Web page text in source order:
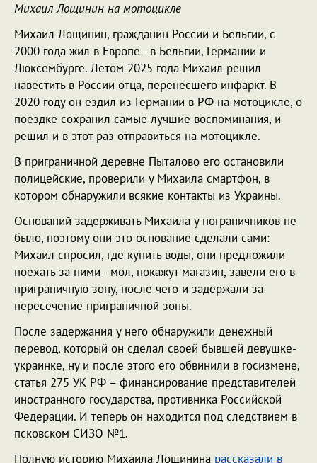
Михаил Лощинин на мотоцикле
Михаил Лощинин, гражданин России и Бельгии, с
2000 года жил в Европе - в Бельгии, Германии и
Люксембурге. Летом 2025 года Михаил решил
навестить в России отца, перенесшего инфаркт. В
2020 году он ездил из Германии в РФ на мотоцикле, о
поездке сохранил самые лучшие воспоминания, и
решил и в этот раз отправиться на мотоцикле.
В приграничной деревне Пыталово его остановили
полицейские, проверили у Михаила смартфон, в
котором обнаружили всякие контакты из Украины.
Оснований задерживать Михаила у пограничников не
было, поэтому они это основание сделали сами:
Михаил спросил, где купить воды, они предложили
поехать за ними - мол, покажут магазин, завели его в
приграничную зону, после чего и задержали за
пересечение приграничной зоны.
После задержания у него обнаружили денежный
перевод, который он сделал своей бывшей девушке-
украинке, ну и после этого его обвинили в госизмене,
статья 275 УК РФ – финансирование представителей
иностранного государства, противника Российской
Федерации. И теперь он находится под следствием в
псковском СИЗО №1.
Полную историю Михаила Лощинина рассказали в